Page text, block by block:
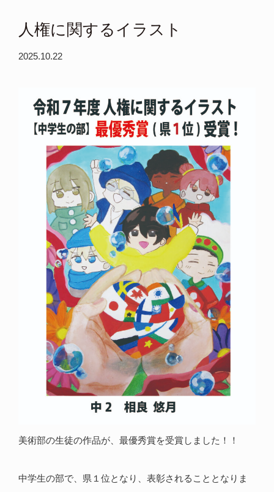
人権に関するイラスト
2025.10.22
美術部の生徒の作品が、最優秀賞を受賞しました！！
中学生の部で、県１位となり、表彰されることとなりま